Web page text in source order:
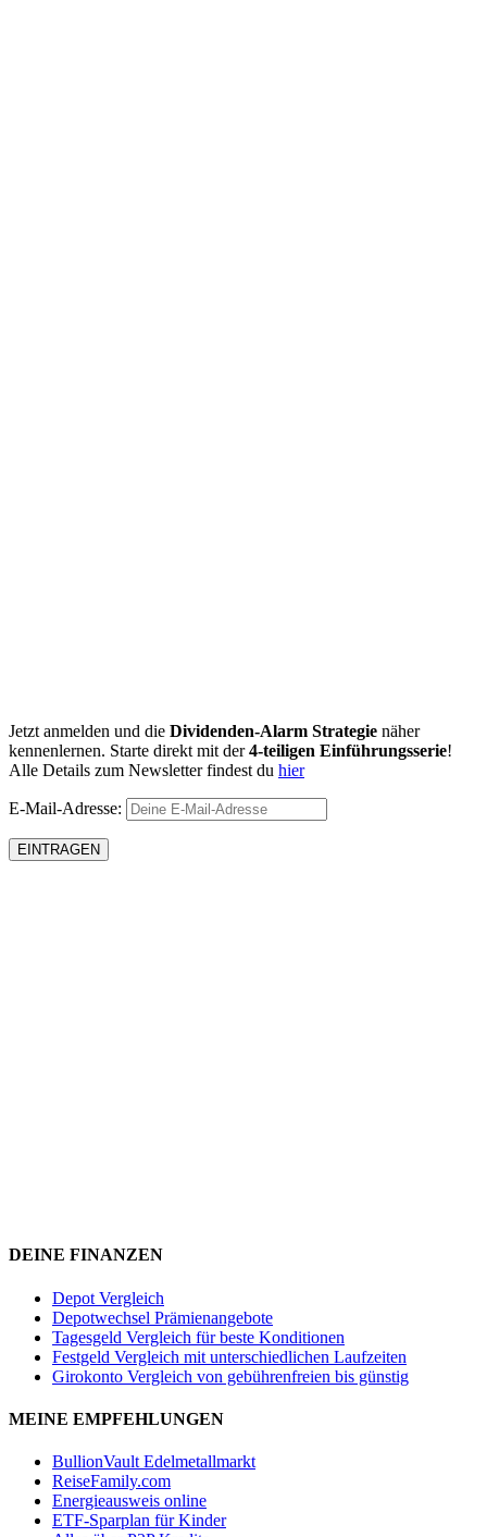
Jetzt anmelden und die Dividenden-Alarm Strategie näher
kennenlernen. Starte direkt mit der4-teiligen Einführungsserie!
Alle Details zum Newsletter findest du hier
E-Mail-Adresse:
DEINE FINANZEN
Depot Vergleich
Depotwechsel Prämienangebote
Tagesgeld Vergleich für beste Konditionen
Festgeld Vergleich mit unterschiedlichen Laufzeiten
Girokonto Vergleich von gebührenfreien bis günstig
MEINE EMPFEHLUNGEN
BullionVault Edelmetallmarkt
ReiseFamily.com
Energieausweis online
ETF-Sparplan für Kinder